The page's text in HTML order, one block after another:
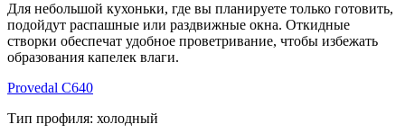
Для небольшой кухоньки, где вы планируете только готовить,
подойдут распашные или раздвижные окна. Откидные
створки обеспечат удобное проветривание, чтобы избежать
образования капелек влаги.
Provedal C640
Тип профиля: холодный